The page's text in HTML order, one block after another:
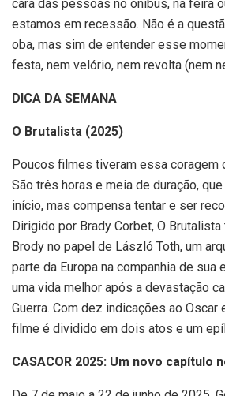
cara das pessoas no ônibus, na feira
estamos em recessão. Não é a
oba, mas sim de entender esse
festa, nem velório, nem revolta (nem
DICA DA SEMANA
O Brutalista (2025)
Poucos filmes tiveram essa coragem
São três horas e meia de duração,
início, mas compensa tentar e ser
Dirigido por Brady Corbet, O
Brody no papel de László Toth, um
parte da Europa na companhia de sua
uma vida melhor após a devastação
Guerra. Com dez indicações ao Oscar
filme é dividido em dois atos e um
CASACOR 2025: Um novo capítulo